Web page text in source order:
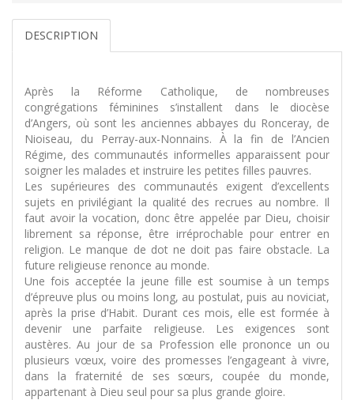
DESCRIPTION
Après la Réforme Catholique, de nombreuses
congrégations féminines s’installent dans le diocèse
d’Angers, où sont les anciennes abbayes du Ronceray, de
Nioiseau, du Perray-aux-Nonnains. À la fin de l’Ancien
Régime, des communautés informelles apparaissent pour
soigner les malades et instruire les petites filles pauvres.
Les supérieures des communautés exigent d’excellents
sujets en privilégiant la qualité des recrues au nombre. Il
faut avoir la vocation, donc être appelée par Dieu, choisir
librement sa réponse, être irréprochable pour entrer en
religion. Le manque de dot ne doit pas faire obstacle. La
future religieuse renonce au monde.
Une fois acceptée la jeune fille est soumise à un temps
d’épreuve plus ou moins long, au postulat, puis au noviciat,
après la prise d’Habit. Durant ces mois, elle est formée à
devenir une parfaite religieuse. Les exigences sont
austères. Au jour de sa Profession elle prononce un ou
plusieurs vœux, voire des promesses l’engageant à vivre,
dans la fraternité de ses sœurs, coupée du monde,
appartenant à Dieu seul pour sa plus grande gloire.